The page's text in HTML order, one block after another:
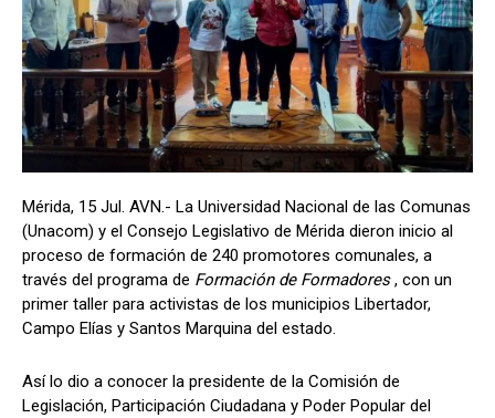
Mérida, 15 Jul. AVN.- La Universidad Nacional de las Comunas
(Unacom) y el Consejo Legislativo de Mérida dieron inicio al
proceso de formación de 240 promotores comunales, a
través del programa de Formación de Formadores, con un
primer taller para activistas de los municipios Libertador,
Campo Elías y Santos Marquina del estado.
Así lo dio a conocer la presidente de la Comisión de
Legislación, Participación Ciudadana y Poder Popular del